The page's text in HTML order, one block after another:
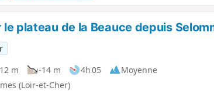
le plateau de la Beauce depuis
m -14 m 4h 05
Moyenne
(Loir-et-Cher)